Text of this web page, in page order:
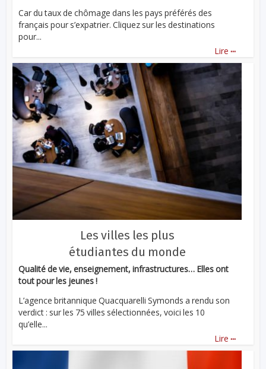
Car du taux de chômage dans les pays préférés des
français pour s’expatrier. Cliquez sur les destinations
pour...
Lire ...
Les villes les plus
étudiantes du monde
Qualité de vie, enseignement, infrastructures… Elles ont
tout pour les jeunes !
L’agence britannique Quacquarelli Symonds a rendu son
verdict : sur les 75 villes sélectionnées, voici les 10
qu’elle...
Lire ...